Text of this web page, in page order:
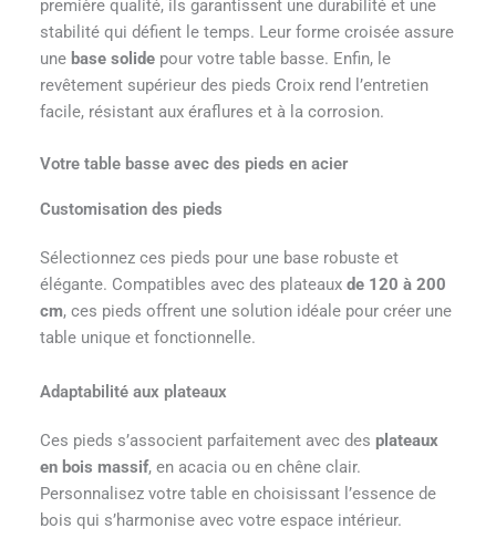
première qualité, ils garantissent une durabilité et une
stabilité qui défient le temps. Leur forme croisée assure
une base solidepour votre table basse. Enfin, le
revêtement supérieur des pieds Croix rend l’entretien
facile, résistant aux éraflures et à la corrosion.
Votre table basse avec des pieds en acier
Customisation des pieds
Sélectionnez ces pieds pour une base robuste et
élégante. Compatibles avec des plateaux de 120 à 200
cm, ces pieds offrent une solution idéale pour créer une
table unique et fonctionnelle.
Adaptabilité aux plateaux
Ces pieds s’associent parfaitement avec des plateaux
en bois massif, en acacia ou en chêne clair.
Personnalisez votre table en choisissant l’essence de
bois qui s’harmonise avec votre espace intérieur.